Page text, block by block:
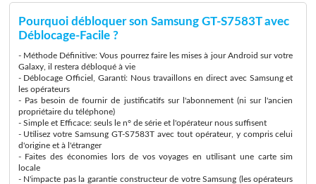
Pourquoi débloquer son Samsung GT-S7583T avec
Déblocage-Facile ?
- Méthode Définitive: Vous pourrez faire les mises à jour Android sur votre
Galaxy, il restera débloqué à vie
- Déblocage Officiel, Garanti: Nous travaillons en direct avec Samsung et
les opérateurs
- Pas besoin de fournir de justificatifs sur l'abonnement (ni sur l'ancien
propriétaire du téléphone)
- Simple et Efficace: seuls le n° de série et l'opérateur nous suffisent
- Utilisez votre Samsung GT-S7583T avec tout opérateur, y compris celui
d'origine et à l'étranger
- Faites des économies lors de vos voyages en utilisant une carte sim
locale
- N'impacte pas la garantie constructeur de votre Samsung (les opérateurs